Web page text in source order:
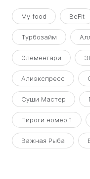
My food BeFit
Турбозайм
Элементари
Алиэкспресс
Суши Мастер
Пироги номер 1
Важная Рыба